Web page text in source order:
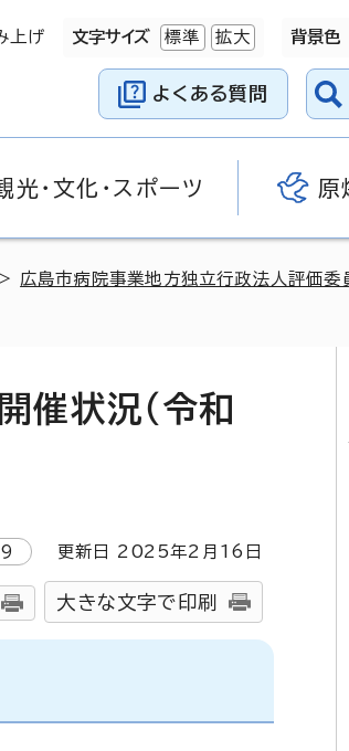
上げ 文字サイズ 標準 拡大 背景色
よくある質問
光・文化・スポーツ 原
広島市病院事業地方独立行政法人評価委
状況（令和
更新日 2025年2月 16 日
大きな文字で印刷